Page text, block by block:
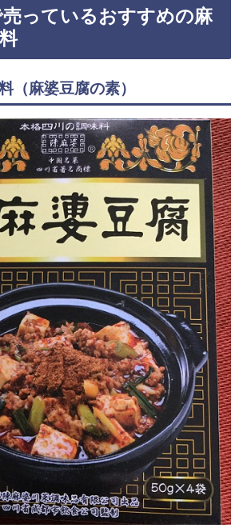
っているおすすめの麻
（麻婆豆腐の素）